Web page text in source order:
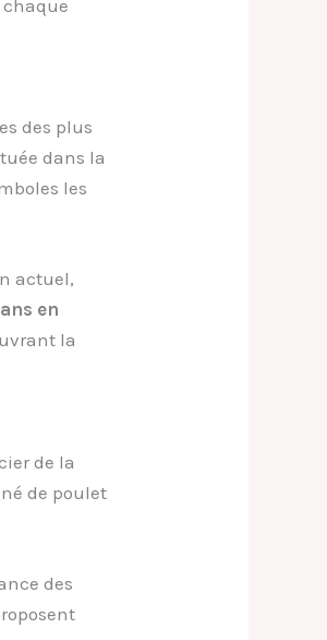
chaque
des plus
dans la
les
actuel,
en
la
de la
de poulet
des